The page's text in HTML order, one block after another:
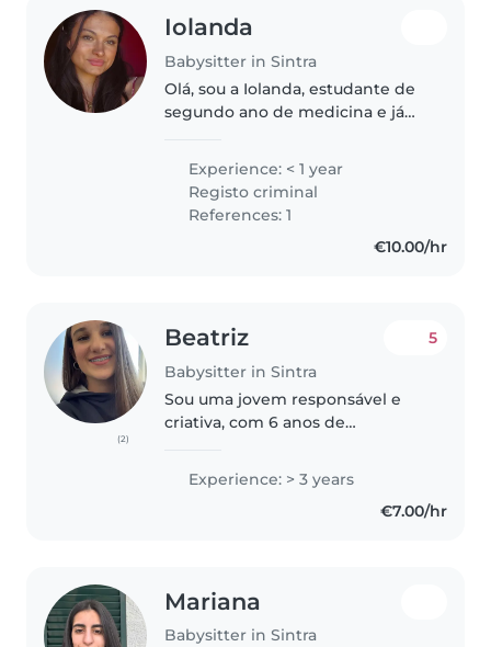
Iolanda
Babysitter in Sintra
Olá, sou a Iolanda, estudante de
segundo ano de medicina e já
ano, anteriormente, pelo que me
sinto confortável e apta a fazê-lo
novamente. Sou jovem,..
Experience: < 1 year
Registo criminal
References: 1
€10.00/hr
(2)
Beatriz
Babysitter in Sintra
5
Sou uma jovem responsável e
criativa, com 6 anos de
Tenho experiência com crianças
com necessidades especiais,
Experience: > 3 years
€7.00/hr
Mariana
Babysitter in Sintra